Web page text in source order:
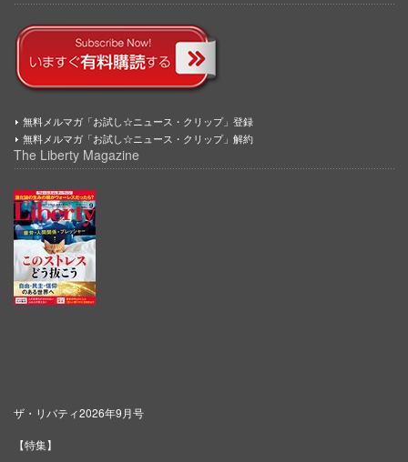
無料メルマガ「お試し☆ニュース・クリップ」登録
無料メルマガ「お試し☆ニュース・クリップ」解約
The Liberty Magazine
ザ・リバティ2026年9月号
【特集】